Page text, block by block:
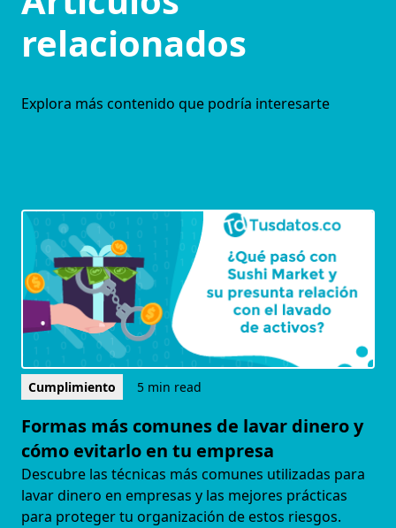
relacionados
Explora más contenido que podría interesarte
Cumplimiento 5 min read
Formas más comunes de lavar dinero y
cómo evitarlo en tu empresa
Descubre las técnicas más comunes utilizadas para
lavar dinero en empresas y las mejores prácticas
para proteger tu organización de estos riesgos.